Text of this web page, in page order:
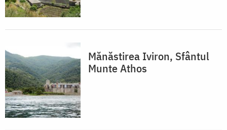
Mănăstirea Iviron, Sfântul
Munte Athos